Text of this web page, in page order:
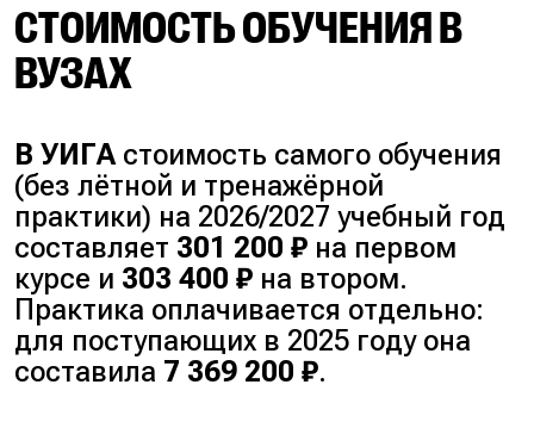
СТОИМОСТЬ ОБУЧЕНИЯ В
ВУЗАХ
В УИГАстоимость самого обучения
(без лётной и тренажёрной
практики) на 2026/2027 учебный год
составляет 301 200 ₽ на первом
курсе и 303 400 ₽ на втором.
Практика оплачивается отдельно:
для поступающих в 2025 году она
составила 7 369 200 ₽.